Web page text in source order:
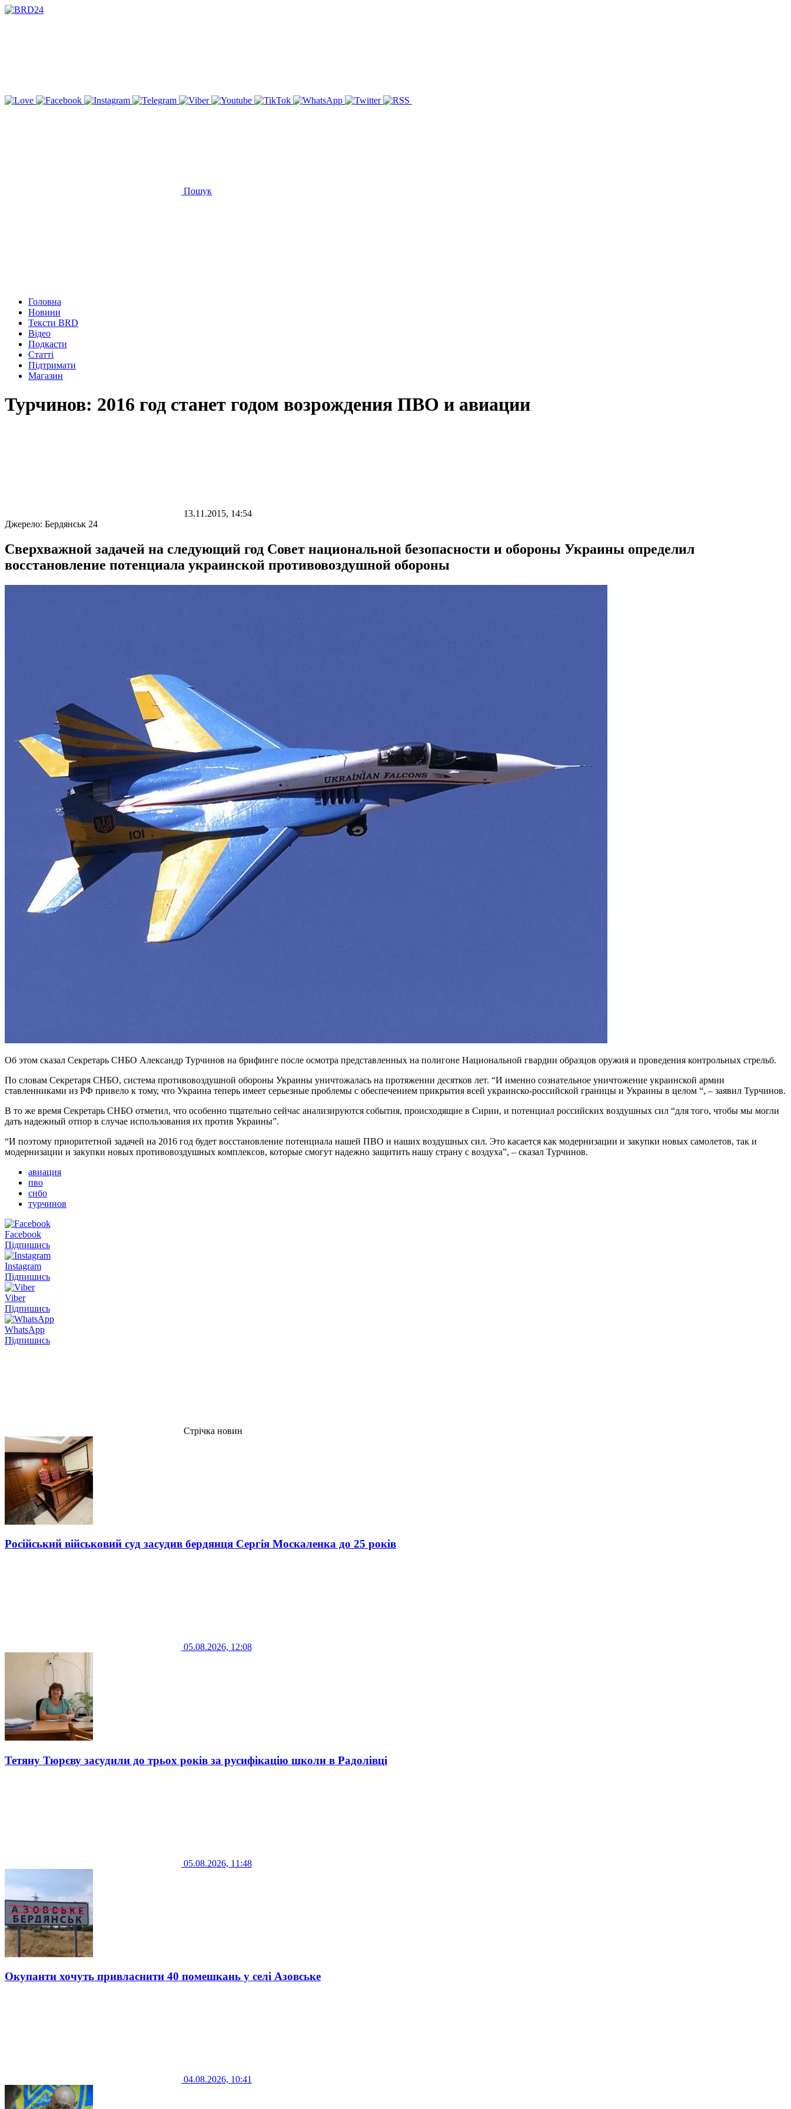
Пошук
Головна
Новини
Тексти BRD
Відео
Подкасти
Статті
Підтримати
Магазин
Турчинов: 2016 год станет годом возрождения ПВО и авиации
13.11.2015, 14:54
Джерело: Бердянськ 24
Сверхважной задачей на следующий год Совет национальной безопасности и обороны Украины определил
восстановление потенциала украинской противовоздушной обороны
Об этом сказал Секретарь СНБО Александр Турчинов на брифинге после осмотра представленных на полигоне Национальной гвардии образцов оружия и проведения контрольных стрельб.
По словам Секретаря СНБО, система противовоздушной обороны Украины уничтожалась на протяжении десятков лет. “И именно сознательное уничтожение украинской армии
ставленниками из РФ привело к тому, что Украина теперь имеет серьезные проблемы с обеспечением прикрытия всей украинско-российской границы и Украины в целом “, – заявил Турчинов.
В то же время Секретарь СНБО отметил, что особенно тщательно сейчас анализируются события, происходящие в Сирии, и потенциал российских воздушных сил “для того, чтобы мы могли
дать надежный отпор в случае использования их против Украины”.
“И поэтому приоритетной задачей на 2016 год будет восстановление потенциала нашей ПВО и наших воздушных сил. Это касается как модернизации и закупки новых самолетов, так и
модернизации и закупки новых противовоздушных комплексов, которые смогут надежно защитить нашу страну с воздуха”, – сказал Турчинов.
авиация
пво
снбо
турчинов
Facebook
Підпишись
Instagram
Підпишись
Viber
Підпишись
WhatsApp
Підпишись
Стрічка новин
Російський військовий суд засудив бердянця Сергія Москаленка до 25 років
05.08.2026, 12:08
Тетяну Тюрєву засудили до трьох років за русифікацію школи в Радолівці
05.08.2026, 11:48
Окупанти хочуть привласнити 40 помешкань у селі Азовське
04.08.2026, 10:41